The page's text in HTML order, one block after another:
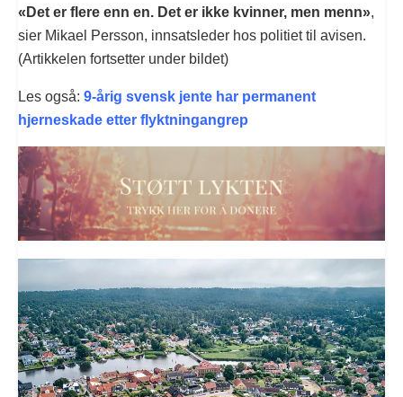
«Det er flere enn en. Det er ikke kvinner, men menn»,
sier Mikael Persson, innsatsleder hos politiet til avisen.
(Artikkelen fortsetter under bildet)
Les også: 9-årig svensk jente har permanent
hjerneskade etter flyktningangrep